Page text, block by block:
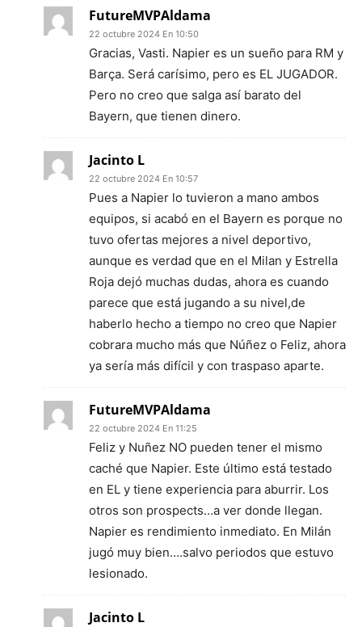
FutureMVPAldama
22 octubre 2024 En 10:50
Gracias, Vasti. Napier es un sueño para RM y
Barça. Será carísimo, pero es EL JUGADOR.
Pero no creo que salga así barato del
Bayern, que tienen dinero.
Jacinto L
22 octubre 2024 En 10:57
Pues a Napier lo tuvieron a mano ambos
equipos, si acabó en el Bayern es porque no
tuvo ofertas mejores a nivel deportivo,
aunque es verdad que en el Milan y Estrella
Roja dejó muchas dudas, ahora es cuando
parece que está jugando a su nivel,de
haberlo hecho a tiempo no creo que Napier
cobrara mucho más que Núñez o Feliz, ahora
ya sería más difícil y con traspaso aparte.
FutureMVPAldama
22 octubre 2024 En 11:25
Feliz y Nuñez NO pueden tener el mismo
caché que Napier. Este último está testado
en EL y tiene experiencia para aburrir. Los
otros son prospects…a ver donde llegan.
Napier es rendimiento inmediato. En Milán
jugó muy bien….salvo periodos que estuvo
lesionado.
Jacinto L